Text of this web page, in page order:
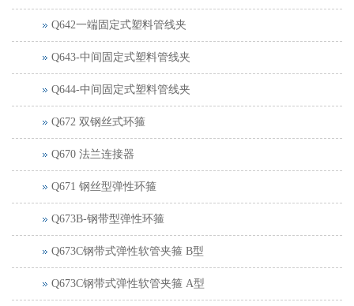
Q642一端固定式塑料管线夹
Q643-中间固定式塑料管线夹
Q644-中间固定式塑料管线夹
Q672 双钢丝式环箍
Q670 法兰连接器
Q671 钢丝型弹性环箍
Q673B-钢带型弹性环箍
Q673C钢带式弹性软管夹箍 B型
Q673C钢带式弹性软管夹箍 A型